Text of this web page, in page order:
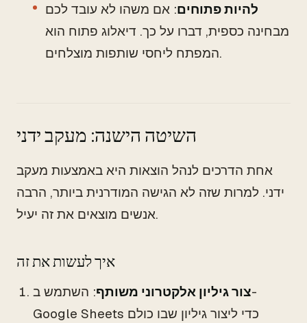
להיות פתוחים: אם משהו לא עובד לכם
מבחינה כספית, דברו על כך. דיאלוג פתוח הוא
המפתח ליחסי שותפות מוצלחים.
השיטה הישנה: מעקב ידני
אחת הדרכים לנהל הוצאות היא באמצעות מעקב
ידני. למרות שזה לא הגישה המודרנית ביותר, הרבה
אנשים מוצאים את זה יעיל.
איך לעשות את זה
צור גיליון אלקטרוני משותף: השתמש ב-
Google Sheets כדי ליצור גיליון שבו כולם